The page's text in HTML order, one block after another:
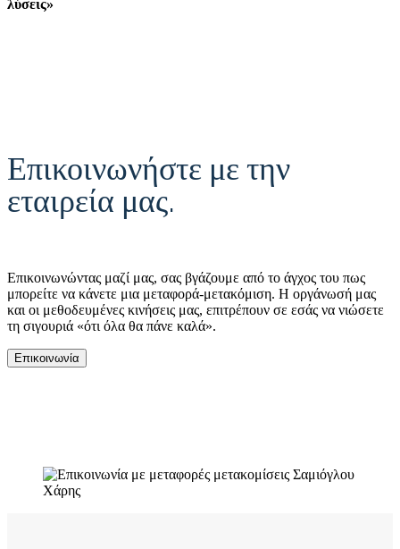
λύσεις»
Επικοινωνήστε με την
εταιρεία μας.
Επικοινωνώντας μαζί μας, σας βγάζουμε από το άγχος του πως
μπορείτε να κάνετε μια μεταφορά-μετακόμιση. Η οργάνωσή μας
και οι μεθοδευμένες κινήσεις μας, επιτρέπουν σε εσάς να νιώσετε
τη σιγουριά «ότι όλα θα πάνε καλά».
Επικοινωνία